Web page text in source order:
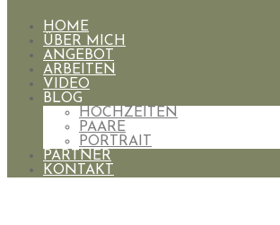
HOME
ÜBER MICH
ANGEBOT
ARBEITEN
VIDEO
BLOG
HOCHZEITEN
PAARE
PORTRAIT
PARTNER
KONTAKT